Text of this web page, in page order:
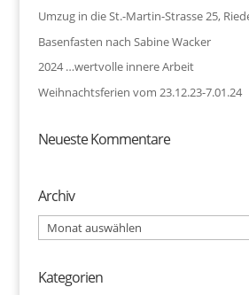
Umzug in die St.-Martin-Strasse 25,
Basenfasten nach Sabine Wacker
2024 …wertvolle innere Arbeit
Weihnachtsferien vom 23.12.23-7.01.24
Neueste Kommentare
Archiv
Archiv
Kategorien